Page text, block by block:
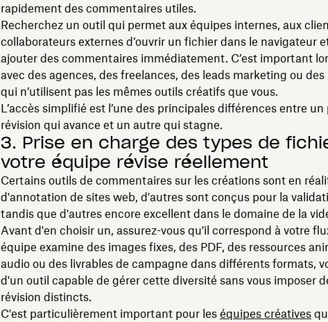
rapidement des commentaires utiles.
Recherchez un outil qui permet aux équipes internes, aux
collaborateurs externes d’ouvrir un fichier dans le navigateur
ajouter des commentaires immédiatement. C’est important
avec des agences, des freelances, des leads marketing ou
qui n’utilisent pas les mêmes outils créatifs que vous.
L’accès simplifié est l’une des principales différences entre un
révision qui avance et un autre qui stagne.
3. Prise en charge des types de
votre équipe révise réellement
Certains outils de commentaires sur les créations sont en
d'annotation de sites web, d'autres sont conçus pour la
tandis que d'autres encore excellent dans le domaine de la
Avant d'en choisir un, assurez-vous qu'il correspond à votre
équipe examine des images fixes, des PDF, des ressources
audio ou des livrables de campagne dans différents formats,
d'un outil capable de gérer cette diversité sans vous imposer
révision distincts.
C'est particulièrement important pour les équipes créatives